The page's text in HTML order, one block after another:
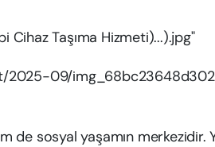
Cihaz Taşıma Hizmeti)...).jpg"
09/
de sosyal yaşamın merkezidir.